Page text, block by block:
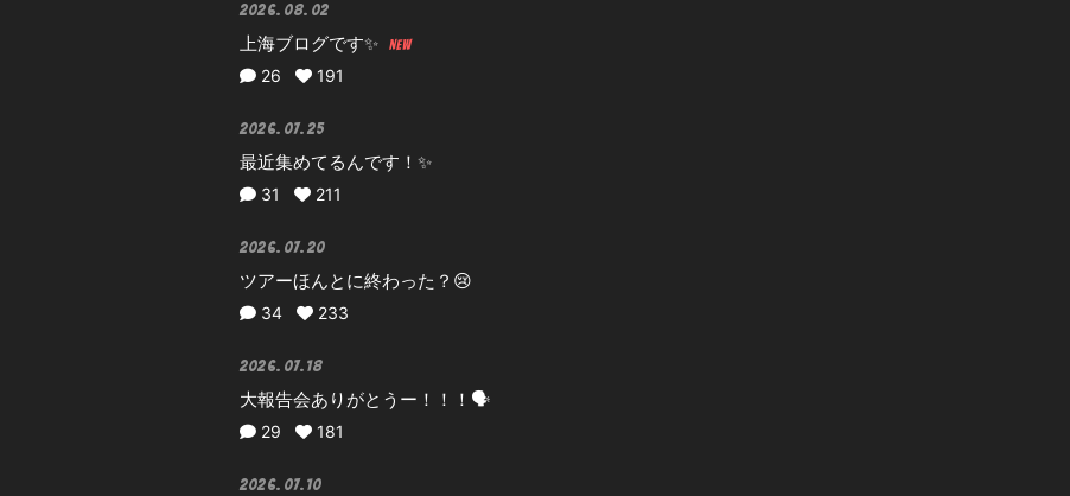
2026.08.02
上海ブログです✨
26 191
2026.07.25
最近集めてるんです！✨
31 211
2026.07.20
ツアーほんとに終わった？😢
34 233
2026.07.18
大報告会ありがとうー！！！🗣️
29 181
2026.07.10